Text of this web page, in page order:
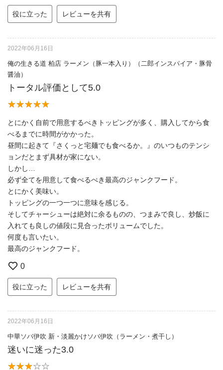
役に立った レビューを共有
2022年06月16日
俺の生きる道 柏店 ラーメン（豚一本入り）（二郎インスパイア・豚骨
醤油）
トータル評価として5.0
とにかく自前で用意するべきトッピングが多く、購入してから食
べるまでに時間がかかった。
昼間に起きて『さくっと宅麺でも食べるか。』のいつものテンシ
ョンだとまず具材が家にない。
しかし…
必ず全てを用意して食べるべき最高のジャンクフード。
とにかく美味い。
トッピングの一つ一つに意味を感じる。
そしてチャーシューは絶対に余るものの、つまみで良し、炒飯に
入れても良しの値段に見合ったボリュームでした。
何度も言いたい。
最高のジャンクフード。
0
役に立った レビューを共有
2022年06月16日
中華ソバ伊吹 新・淡麗かけソバ伊吹（ラーメン・煮干し）
迷いに迷った3.0